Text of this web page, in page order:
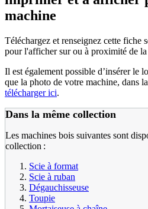
machine
Téléchargez et renseignez cette fiche
pour l'afficher sur ou à proximité de la
Il est également possible d’insérer le
que la photo de votre machine, dans
télécharger ici.
Dans la même collection
Les machines bois suivantes sont
collection :
Scie à format
Scie à ruban
Dégauchisseuse
Toupie